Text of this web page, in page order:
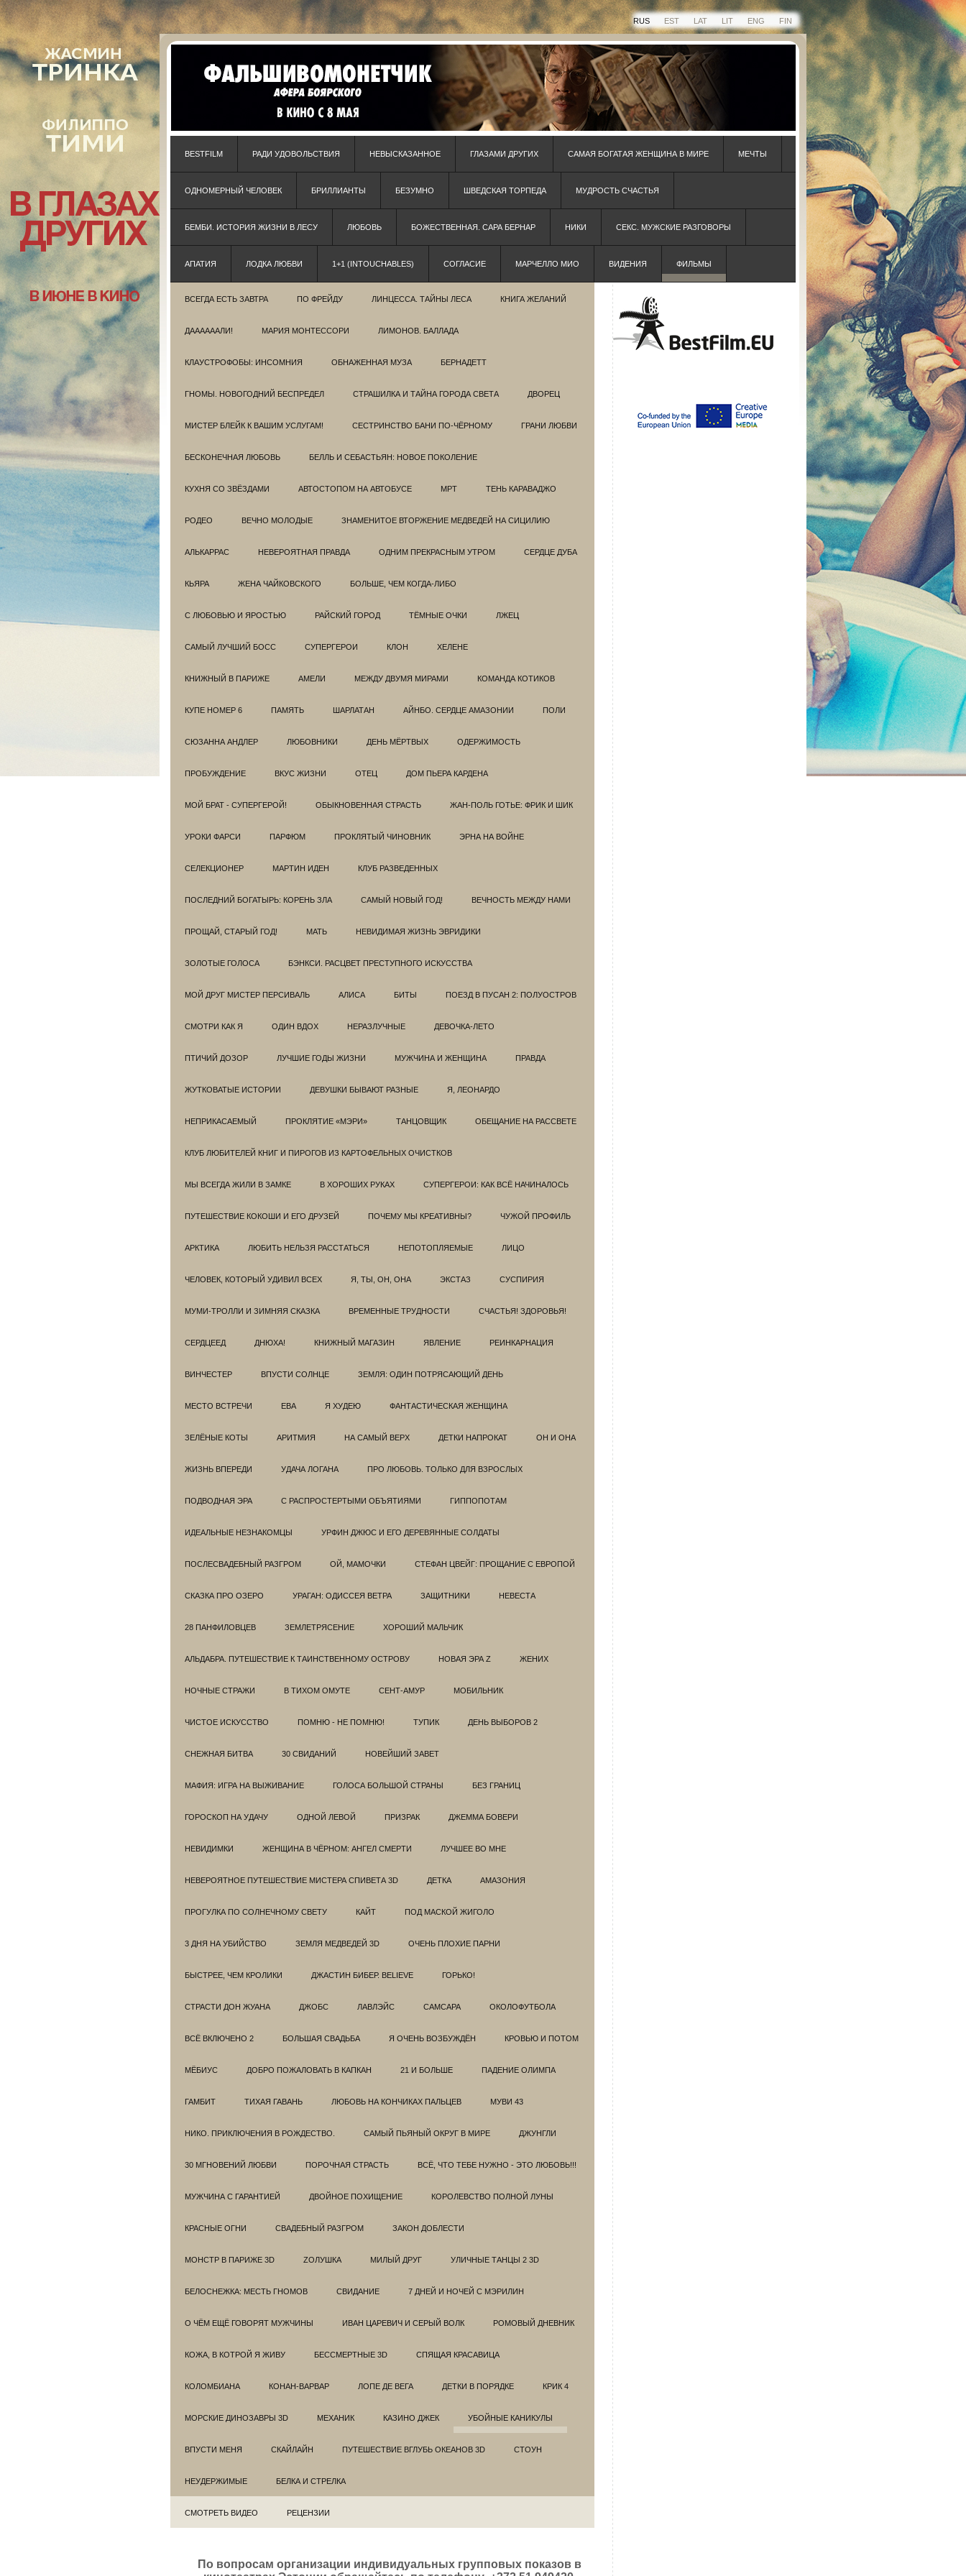
RUS EST LAT LIT ENG FIN
BESTFILM РАДИ УДОВОЛЬСТВИЯ НЕВЫСКАЗАННОЕ ГЛАЗАМИ ДРУГИХ САМАЯ БОГАТАЯ ЖЕНЩИНА В МИРЕ МЕЧТЫ
ОДНОМЕРНЫЙ ЧЕЛОВЕК БРИЛЛИАНТЫ БЕЗУМНО ШВЕДСКАЯ ТОРПЕДА МУДРОСТЬ СЧАСТЬЯ
БЕМБИ. ИСТОРИЯ ЖИЗНИ В ЛЕСУ ЛЮБОВЬ БОЖЕСТВЕННАЯ. САРА БЕРНАР НИКИ СЕКС. МУЖСКИЕ РАЗГОВОРЫ
АПАТИЯ ЛОДКА ЛЮБВИ 1+1 (INTOUCHABLES) СОГЛАСИЕ МАРЧЕЛЛО МИО ВИДЕНИЯ ФИЛЬМЫ
ВСЕГДА ЕСТЬ ЗАВТРА ПО ФРЕЙДУ ЛИНЦЕССА. ТАЙНЫ ЛЕСА КНИГА ЖЕЛАНИЙ
ДААААААЛИ! МАРИЯ МОНТЕССОРИ ЛИМОНОВ. БАЛЛАДА
КЛАУСТРОФОБЫ: ИНСОМНИЯ ОБНАЖЕННАЯ МУЗА БЕРНАДЕТТ
ГНОМЫ. НОВОГОДНИЙ БЕСПРЕДЕЛ СТРАШИЛКА И ТАЙНА ГОРОДА СВЕТА ДВОРЕЦ
МИСТЕР БЛЕЙК К ВАШИМ УСЛУГАМ! СЕСТРИНСТВО БАНИ ПО-ЧЁРНОМУ ГРАНИ ЛЮБВИ
БЕСКОНЕЧНАЯ ЛЮБОВЬ БЕЛЛЬ И СЕБАСТЬЯН: НОВОЕ ПОКОЛЕНИЕ
КУХНЯ СО ЗВЁЗДАМИ АВТОСТОПОМ НА АВТОБУСЕ МРТ ТЕНЬ КАРАВАДЖО
РОДЕО ВЕЧНО МОЛОДЫЕ ЗНАМЕНИТОЕ ВТОРЖЕНИЕ МЕДВЕДЕЙ НА СИЦИЛИЮ
АЛЬКАРРАС НЕВЕРОЯТНАЯ ПРАВДА ОДНИМ ПРЕКРАСНЫМ УТРОМ СЕРДЦЕ ДУБА
КЬЯРА ЖЕНА ЧАЙКОВСКОГО БОЛЬШЕ, ЧЕМ КОГДА-ЛИБО
С ЛЮБОВЬЮ И ЯРОСТЬЮ РАЙСКИЙ ГОРОД ТЁМНЫЕ ОЧКИ ЛЖЕЦ
САМЫЙ ЛУЧШИЙ БОСС СУПЕРГЕРОИ КЛОН ХЕЛЕНЕ
КНИЖНЫЙ В ПАРИЖЕ АМЕЛИ МЕЖДУ ДВУМЯ МИРАМИ КОМАНДА КОТИКОВ
КУПЕ НОМЕР 6 ПАМЯТЬ ШАРЛАТАН АЙНБО. СЕРДЦЕ АМАЗОНИИ ПОЛИ
СЮЗАННА АНДЛЕР ЛЮБОВНИКИ ДЕНЬ МЁРТВЫХ ОДЕРЖИМОСТЬ
ПРОБУЖДЕНИЕ ВКУС ЖИЗНИ ОТЕЦ ДОМ ПЬЕРА КАРДЕНА
МОЙ БРАТ - СУПЕРГЕРОЙ! ОБЫКНОВЕННАЯ СТРАСТЬ ЖАН-ПОЛЬ ГОТЬЕ: ФРИК И ШИК
УРОКИ ФАРСИ ПАРФЮМ ПРОКЛЯТЫЙ ЧИНОВНИК ЭРНА НА ВОЙНЕ
СЕЛЕКЦИОНЕР МАРТИН ИДЕН КЛУБ РАЗВЕДEННЫХ
ПОСЛЕДНИЙ БОГАТЫРЬ: КОРЕНЬ ЗЛА САМЫЙ НОВЫЙ ГОД! ВЕЧНОСТЬ МЕЖДУ НАМИ
ПРОЩАЙ, СТАРЫЙ ГОД! МАТЬ НЕВИДИМАЯ ЖИЗНЬ ЭВРИДИКИ
ЗОЛОТЫЕ ГОЛОСА БЭНКСИ. РАСЦВЕТ ПРЕСТУПНОГО ИСКУССТВА
МОЙ ДРУГ МИСТЕР ПЕРСИВАЛЬ АЛИСА БИТЫ ПОЕЗД В ПУСАН 2: ПОЛУОСТРОВ
СМОТРИ КАК Я ОДИН ВДОХ НЕРАЗЛУЧНЫЕ ДЕВОЧКА-ЛЕТО
ПТИЧИЙ ДОЗОР ЛУЧШИЕ ГОДЫ ЖИЗНИ МУЖЧИНА И ЖЕНЩИНА ПРАВДА
ЖУТКОВАТЫЕ ИСТОРИИ ДЕВУШКИ БЫВАЮТ РАЗНЫЕ Я, ЛЕОНАРДО
НЕПРИКАСАЕМЫЙ ПРОКЛЯТИЕ «МЭРИ» ТАНЦОВЩИК ОБЕЩАНИЕ НА РАССВЕТЕ
КЛУБ ЛЮБИТЕЛЕЙ КНИГ И ПИРОГОВ ИЗ КАРТОФЕЛЬНЫХ ОЧИСТКОВ
МЫ ВСЕГДА ЖИЛИ В ЗАМКЕ В ХОРОШИХ РУКАХ СУПЕРГЕРОИ: КАК ВСЁ НАЧИНАЛОСЬ
ПУТЕШЕСТВИЕ КОКОШИ И ЕГО ДРУЗЕЙ ПОЧЕМУ МЫ КРЕАТИВНЫ? ЧУЖОЙ ПРОФИЛЬ
АРКТИКА ЛЮБИТЬ НЕЛЬЗЯ РАССТАТЬСЯ НЕПОТОПЛЯЕМЫЕ ЛИЦО
ЧЕЛОВЕК, КОТОРЫЙ УДИВИЛ ВСЕХ Я, ТЫ, ОН, ОНА ЭКСТАЗ СУСПИРИЯ
МУМИ-ТРОЛЛИ И ЗИМНЯЯ СКАЗКА ВРЕМЕННЫЕ ТРУДНОСТИ СЧАСТЬЯ! ЗДОРОВЬЯ!
СЕРДЦЕЕД ДНЮХА! КНИЖНЫЙ МАГАЗИН ЯВЛЕНИЕ РЕИНКАРНАЦИЯ
ВИНЧЕСТЕР ВПУСТИ СОЛНЦЕ ЗЕМЛЯ: ОДИН ПОТРЯСАЮЩИЙ ДЕНЬ
МЕСТО ВСТРЕЧИ ЕВА Я ХУДЕЮ ФАНТАСТИЧЕСКАЯ ЖЕНЩИНА
ЗЕЛЁНЫЕ КОТЫ АРИТМИЯ НА САМЫЙ ВЕРХ ДЕТКИ НАПРОКАТ ОН И ОНА
ЖИЗНЬ ВПЕРЕДИ УДАЧА ЛОГАНА ПРО ЛЮБОВЬ. ТОЛЬКО ДЛЯ ВЗРОСЛЫХ
ПОДВОДНАЯ ЭРА С РАСПРОСТЕРТЫМИ ОБЪЯТИЯМИ ГИППОПОТАМ
ИДЕАЛЬНЫЕ НЕЗНАКОМЦЫ УРФИН ДЖЮС И ЕГО ДЕРЕВЯННЫЕ СОЛДАТЫ
ПОСЛЕСВАДЕБНЫЙ РАЗГРОМ ОЙ, МАМОЧКИ СТЕФАН ЦВЕЙГ: ПРОЩАНИЕ С ЕВРОПОЙ
СКАЗКА ПРО ОЗЕРО УРАГАН: ОДИССЕЯ ВЕТРА ЗАЩИТНИКИ НЕВЕСТА
28 ПАНФИЛОВЦЕВ ЗЕМЛЕТРЯСЕНИЕ ХОРОШИЙ МАЛЬЧИК
АЛЬДАБРА. ПУТЕШЕСТВИЕ К ТАИНСТВЕННОМУ ОСТРОВУ НОВАЯ ЭРА Z ЖЕНИХ
НОЧНЫЕ СТРАЖИ В ТИХОМ ОМУТЕ СЕНТ-АМУР МОБИЛЬНИК
ЧИСТОЕ ИСКУССТВО ПОМНЮ - НЕ ПОМНЮ! ТУПИК ДЕНЬ ВЫБОРОВ 2
СНЕЖНАЯ БИТВА 30 СВИДАНИЙ НОВЕЙШИЙ ЗАВЕТ
МАФИЯ: ИГРА НА ВЫЖИВАНИЕ ГОЛОСА БОЛЬШОЙ СТРАНЫ БЕЗ ГРАНИЦ
ГОРОСКОП НА УДАЧУ ОДНОЙ ЛЕВОЙ ПРИЗРАК ДЖЕММА БОВЕРИ
НЕВИДИМКИ ЖЕНЩИНА В ЧЁРНОМ: АНГЕЛ СМЕРТИ ЛУЧШЕЕ ВО МНЕ
НЕВЕРОЯТНОЕ ПУТЕШЕСТВИЕ МИСТЕРА СПИВЕТА 3D ДЕТКА АМАЗОНИЯ
ПРОГУЛКА ПО СОЛНЕЧНОМУ СВЕТУ КАЙТ ПОД МАСКОЙ ЖИГОЛО
3 ДНЯ НА УБИЙСТВО ЗЕМЛЯ МЕДВЕДЕЙ 3D ОЧЕНЬ ПЛОХИЕ ПАРНИ
БЫСТРЕЕ, ЧЕМ КРОЛИКИ ДЖАСТИН БИБЕР. BELIEVE ГОРЬКО!
СТРАСТИ ДОН ЖУАНА ДЖОБС ЛАВЛЭЙС САМСАРА ОКОЛОФУТБОЛА
ВСЁ ВКЛЮЧЕНО 2 БОЛЬШАЯ СВАДЬБА Я ОЧЕНЬ ВОЗБУЖДЁН КРОВЬЮ И ПОТОМ
МЁБИУС ДОБРО ПОЖАЛОВАТЬ В КАПКАН 21 И БОЛЬШЕ ПАДЕНИЕ ОЛИМПА
ГАМБИТ ТИХАЯ ГАВАНЬ ЛЮБОВЬ НА КОНЧИКАХ ПАЛЬЦЕВ МУВИ 43
НИКО. ПРИКЛЮЧЕНИЯ В РОЖДЕСТВО. САМЫЙ ПЬЯНЫЙ ОКРУГ В МИРЕ ДЖУНГЛИ
30 МГНОВЕНИЙ ЛЮБВИ ПОРОЧНАЯ СТРАСТЬ ВСЁ, ЧТО ТЕБЕ НУЖНО - ЭТО ЛЮБОВЬ!!!
МУЖЧИНА С ГАРАНТИЕЙ ДВОЙНОЕ ПОХИЩЕНИЕ КОРОЛЕВСТВО ПОЛНОЙ ЛУНЫ
КРАСНЫЕ ОГНИ СВАДЕБНЫЙ РАЗГРОМ ЗАКОН ДОБЛЕСТИ
МОНСТР В ПАРИЖЕ 3D ZОЛУШКА МИЛЫЙ ДРУГ УЛИЧНЫЕ ТАНЦЫ 2 3D
БЕЛОСНЕЖКА: МЕСТЬ ГНОМОВ СВИДАНИЕ 7 ДНЕЙ И НОЧЕЙ С МЭРИЛИН
О ЧЁМ ЕЩЁ ГОВОРЯТ МУЖЧИНЫ ИВАН ЦАРЕВИЧ И СЕРЫЙ ВОЛК РОМОВЫЙ ДНЕВНИК
КОЖА, В КОТРОЙ Я ЖИВУ БЕССМЕРТНЫЕ 3D СПЯЩАЯ КРАСАВИЦА
КОЛОМБИАНА КОНАН-ВАРВАР ЛОПЕ ДЕ ВЕГА ДЕТКИ В ПОРЯДКЕ КРИК 4
МОРСКИЕ ДИНОЗАВРЫ 3D МЕХАНИК КАЗИНО ДЖЕК УБОЙНЫЕ КАНИКУЛЫ
ВПУСТИ МЕНЯ СКАЙЛАЙН ПУТЕШЕСТВИЕ ВГЛУБЬ ОКЕАНОВ 3D СТОУН
НЕУДЕРЖИМЫЕ БЕЛКА И СТРЕЛКА
СМОТРЕТЬ ВИДЕО РЕЦЕНЗИИ
По вопросам организации индивидуальных групповых показов в